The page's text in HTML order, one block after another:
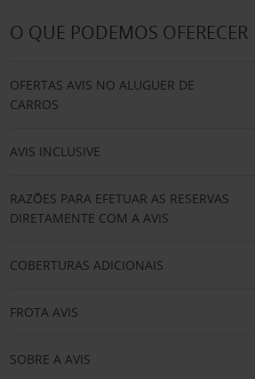
O QUE PODEMOS OFERECER
OFERTAS AVIS NO ALUGUER DE
CARROS
AVIS INCLUSIVE
RAZÕES PARA EFETUAR AS RESERVAS
DIRETAMENTE COM A AVIS
COBERTURAS ADICIONAIS
FROTA AVIS
SOBRE A AVIS